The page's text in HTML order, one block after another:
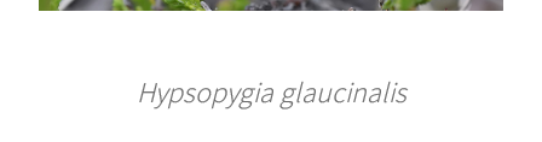
Hypsopygia glaucinalis